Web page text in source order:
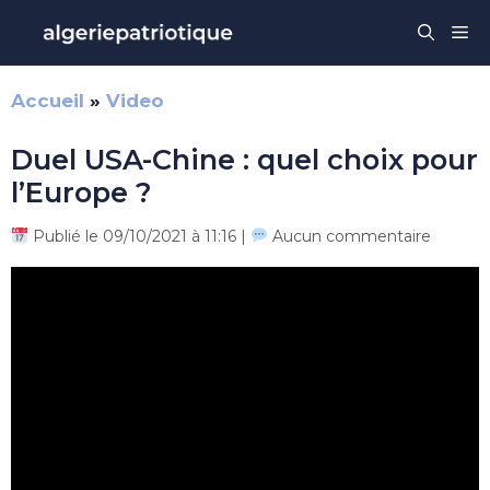
contenu
Accueil » Video
Duel USA-Chine : quel choix pour
l’Europe ?
Publié le 09/10/2021 à 11:16 | Aucun commentaire